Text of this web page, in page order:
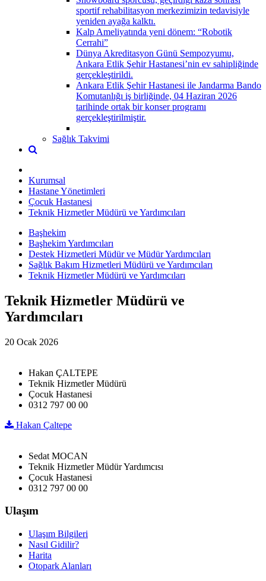
sportif rehabilitasyon merkezimizin tedavisiyle
yeniden ayağa kalktı.
Kalp Ameliyatında yeni dönem: “Robotik
Cerrahi”
Dünya Akreditasyon Günü Sempozyumu,
Ankara Etlik Şehir Hastanesi’nin ev sahipliğinde
gerçekleştirildi.
Ankara Etlik Şehir Hastanesi ile Jandarma Bando
Komutanlığı iş birliğinde, 04 Haziran 2026
tarihinde ortak bir konser programı
gerçekleştirilmiştir.
Sağlık Takvimi
Kurumsal
Hastane Yönetimleri
Çocuk Hastanesi
Teknik Hizmetler Müdürü ve Yardımcıları
Başhekim
Başhekim Yardımcıları
Destek Hizmetleri Müdür ve Müdür Yardımcıları
Sağlık Bakım Hizmetleri Müdürü ve Yardımcıları
Teknik Hizmetler Müdürü ve Yardımcıları
Teknik Hizmetler Müdürü ve
Yardımcıları
20 Ocak 2026
Hakan ÇALTEPE
Teknik Hizmetler Müdürü
Çocuk Hastanesi
0312 797 00 00
Hakan Çaltepe
Sedat MOCAN
Teknik Hizmetler Müdür Yardımcısı
Çocuk Hastanesi
0312 797 00 00
Ulaşım
Ulaşım Bilgileri
Nasıl Gidilir?
Harita
Otopark Alanları